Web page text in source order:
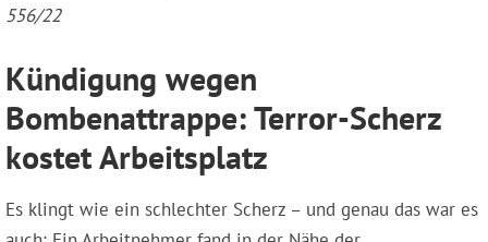
556/22
Kündigung wegen
Bombenattrappe: Terror-Scherz
kostet Arbeitsplatz
Es klingt wie ein schlechter Scherz – und genau das war es